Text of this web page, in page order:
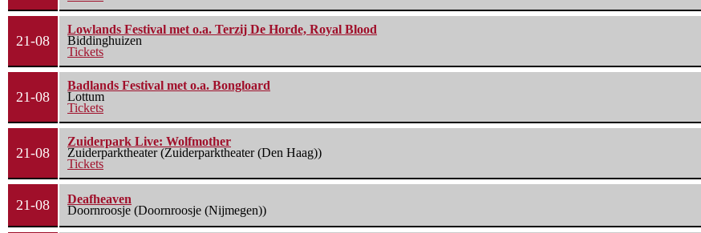
21-08
Lowlands Festival met o.a. Terzij De Horde, Royal Blood
Biddinghuizen
Tickets
21-08
Badlands Festival met o.a. Bongloard
Lottum
Tickets
21-08
Zuiderpark Live: Wolfmother
Zuiderparktheater (Zuiderparktheater (Den Haag))
Tickets
21-08
Deafheaven
Doornroosje (Doornroosje (Nijmegen))